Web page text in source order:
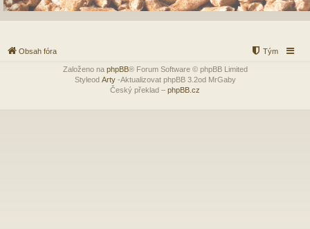
Obsah fóra Tým
Založeno na phpBB® Forum Software © phpBB Limited
Styleod Arty-Aktualizovat phpBB 3.2od MrGaby
Český překlad – phpBB.cz